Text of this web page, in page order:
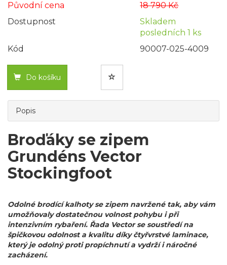
Původní cena
18 790 Kč
Dostupnost
Skladem
posledních 1 ks
Kód
90007-025-4009
Do košíku
Popis
Broďáky se zipem
Grundéns Vector
Stockingfoot
Odolné brodící kalhoty se zipem navržené tak, aby vám
umožňovaly dostatečnou volnost pohybu i při
intenzivním rybaření. Řada Vector se soustředí na
špičkovou odolnost a kvalitu díky čtyřvrstvé laminace,
který je odolný proti propíchnutí a vydrží i náročné
zacházení.